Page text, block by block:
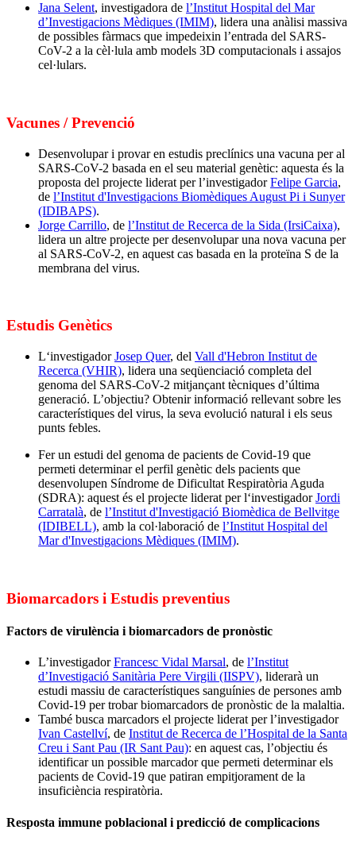
Jana Selent, investigadora de l’Institut Hospital del Mar
d’Investigacions Mèdiques (IMIM), lidera una anàlisi massiva
de possibles fàrmacs que impedeixin l’entrada del SARS-
CoV-2 a la cèl·lula amb models 3D computacionals i assajos
cel·lulars.
Vacunes / Prevenció
Desenvolupar i provar en estudis preclínics una vacuna per al
SARS-CoV-2 basada en el seu material genètic: aquesta és la
proposta del projecte liderat per l’investigadorFelipe Garcia,
de l’Institut d'Investigacions Biomèdiques August Pi i Sunyer
(IDIBAPS).
Jorge Carrillo, de l’Institut de Recerca de la Sida (IrsiCaixa),
lidera un altre projecte per desenvolupar una nova vacuna per
al SARS-CoV-2, en aquest cas basada en la proteïna S de la
membrana del virus.
Estudis Genètics
L‘investigadorJosep Quer, del Vall d'Hebron Institut de
Recerca (VHIR), lidera una seqüenciació completa del
genoma del SARS-CoV-2 mitjançant tècniques d’última
generació. L’objectiu? Obtenir informació rellevant sobre les
característiques del virus, la seva evolució natural i els seus
punts febles.
Fer un estudi del genoma de pacients de Covid-19 que
permeti determinar el perfil genètic dels pacients que
desenvolupen Síndrome de Dificultat Respiratòria Aguda
(SDRA): aquest és el projecte liderat per l‘investigadorJordi
Carratalà, de l’Institut d'Investigació Biomèdica de Bellvitge
(IDIBELL), amb la col·laboració de l’Institut Hospital del
Mar d'Investigacions Mèdiques (IMIM).
Biomarcadors i Estudis preventius
Factors de virulència i biomarcadors de pronòstic
L’investigadorFrancesc Vidal Marsal, de l’Institut
d’Investigació Sanitària Pere Virgili (IISPV), liderarà un
estudi massiu de característiques sanguínies de persones amb
Covid-19 per trobar biomarcadors de pronòstic de la malaltia.
També busca marcadors el projecte liderat per l’investigador
Ivan Castellví, de Institut de Recerca de l’Hospital de la Santa
Creu i Sant Pau (IR Sant Pau): en aquest cas, l’objectiu és
identificar un possible marcador que permeti determinar els
pacients de Covid-19 que patiran empitjorament de la
insuficiència respiratòria.
Resposta immune poblacional i predicció de complicacions